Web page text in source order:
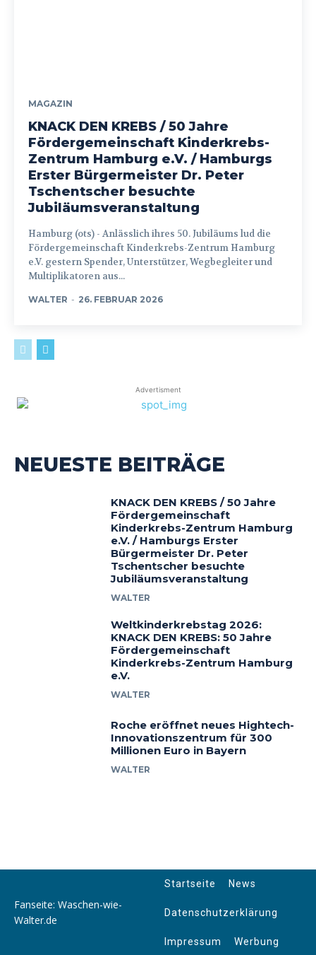
MAGAZIN
KNACK DEN KREBS / 50 Jahre
Fördergemeinschaft Kinderkrebs-
Zentrum Hamburg e.V. / Hamburgs
Erster Bürgermeister Dr. Peter
Tschentscher besuchte
Jubiläumsveranstaltung
Hamburg (ots) - Anlässlich ihres 50. Jubiläums lud die
Fördergemeinschaft Kinderkrebs-Zentrum Hamburg
e.V. gestern Spender, Unterstützer, Wegbegleiter und
Multiplikatoren aus...
WALTER - 26. FEBRUAR 2026
Advertisment
NEUESTE BEITRÄGE
KNACK DEN KREBS / 50 Jahre
Fördergemeinschaft
Kinderkrebs-Zentrum Hamburg
e.V. / Hamburgs Erster
Bürgermeister Dr. Peter
Tschentscher besuchte
Jubiläumsveranstaltung
WALTER
Weltkinderkrebstag 2026:
KNACK DEN KREBS: 50 Jahre
Fördergemeinschaft
Kinderkrebs-Zentrum Hamburg
e.V.
WALTER
Roche eröffnet neues Hightech-
Innovationszentrum für 300
Millionen Euro in Bayern
WALTER
Fanseite: Waschen-wie-
Walter.de
Startseite News
Datenschutzerklärung
Impressum Werbung